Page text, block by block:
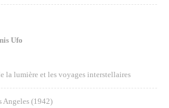
Ufo
la lumière et les voyages interstellaires
Angeles (1942)